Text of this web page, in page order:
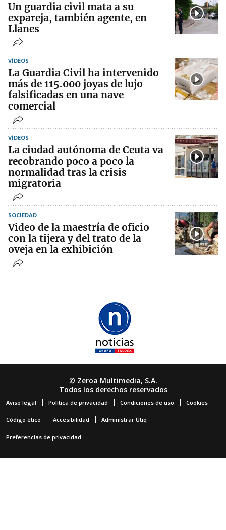
Un guardia civil mata a su
expareja, también agente, en
Llanes
VÍDEOS
La Guardia Civil ha intervenido
más de 115.000 joyas de lujo
falsificadas en una nave
comercial
VÍDEOS
La ciudad autónoma de Ceuta va
recobrando poco a poco la
normalidad tras la crisis
migratoria
SOCIEDAD
Video de la maestría de oficio
con la tijera y del trato de la
oveja en la exhibición
© Zeroa Multimedia, S.A.
Todos los derechos reservados
Aviso legal Política de privacidad Condiciones de uso Cookies
Código ético Accesibilidad Administrar Utiq
Preferencias de privacidad